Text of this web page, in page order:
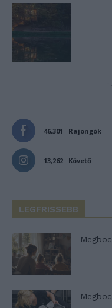
-
46,301 Rajongók
13,262 Követő
LEGFRISSEBB